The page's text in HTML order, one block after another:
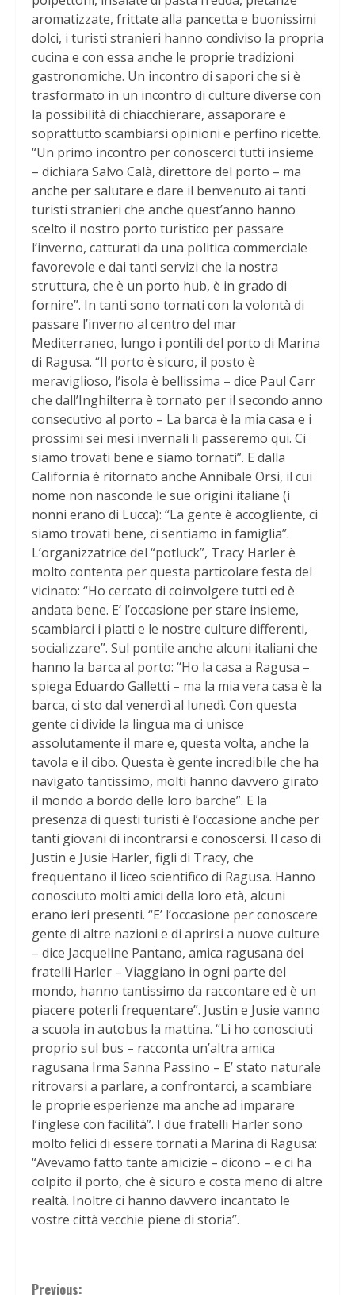
aromatizzate, frittate alla pancetta e buonissimi
dolci, i turisti stranieri hanno condiviso la propria
cucina e con essa anche le proprie tradizioni
gastronomiche. Un incontro di sapori che si è
trasformato in un incontro di culture diverse con
la possibilità di chiacchierare, assaporare e
soprattutto scambiarsi opinioni e perfino ricette.
“Un primo incontro per conoscerci tutti insieme
– dichiara Salvo Calà, direttore del porto – ma
anche per salutare e dare il benvenuto ai tanti
turisti stranieri che anche quest’anno hanno
scelto il nostro porto turistico per passare
l’inverno, catturati da una politica commerciale
favorevole e dai tanti servizi che la nostra
struttura, che è un porto hub, è in grado di
fornire”. In tanti sono tornati con la volontà di
passare l’inverno al centro del mar
Mediterraneo, lungo i pontili del porto di Marina
di Ragusa. “Il porto è sicuro, il posto è
meraviglioso, l’isola è bellissima – dice Paul Carr
che dall’Inghilterra è tornato per il secondo anno
consecutivo al porto – La barca è la mia casa e i
prossimi sei mesi invernali li passeremo qui. Ci
siamo trovati bene e siamo tornati”. E dalla
California è ritornato anche Annibale Orsi, il cui
nome non nasconde le sue origini italiane (i
nonni erano di Lucca): “La gente è accogliente, ci
siamo trovati bene, ci sentiamo in famiglia”.
L’organizzatrice del “potluck”, Tracy Harler è
molto contenta per questa particolare festa del
vicinato: “Ho cercato di coinvolgere tutti ed è
andata bene. E’ l’occasione per stare insieme,
scambiarci i piatti e le nostre culture differenti,
socializzare”. Sul pontile anche alcuni italiani che
hanno la barca al porto: “Ho la casa a Ragusa –
spiega Eduardo Galletti – ma la mia vera casa è la
barca, ci sto dal venerdì al lunedì. Con questa
gente ci divide la lingua ma ci unisce
assolutamente il mare e, questa volta, anche la
tavola e il cibo. Questa è gente incredibile che ha
navigato tantissimo, molti hanno davvero girato
il mondo a bordo delle loro barche”. E la
presenza di questi turisti è l’occasione anche per
tanti giovani di incontrarsi e conoscersi. Il caso di
Justin e Jusie Harler, figli di Tracy, che
frequentano il liceo scientifico di Ragusa. Hanno
conosciuto molti amici della loro età, alcuni
erano ieri presenti. “E’ l’occasione per conoscere
gente di altre nazioni e di aprirsi a nuove culture
– dice Jacqueline Pantano, amica ragusana dei
fratelli Harler – Viaggiano in ogni parte del
mondo, hanno tantissimo da raccontare ed è un
piacere poterli frequentare”. Justin e Jusie vanno
a scuola in autobus la mattina. “Li ho conosciuti
proprio sul bus – racconta un’altra amica
ragusana Irma Sanna Passino – E’ stato naturale
ritrovarsi a parlare, a confrontarci, a scambiare
le proprie esperienze ma anche ad imparare
l’inglese con facilità”. I due fratelli Harler sono
molto felici di essere tornati a Marina di Ragusa:
“Avevamo fatto tante amicizie – dicono – e ci ha
colpito il porto, che è sicuro e costa meno di altre
realtà. Inoltre ci hanno davvero incantato le
vostre città vecchie piene di storia”.
Previous: